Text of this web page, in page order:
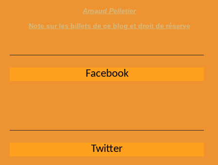
Arnaud Pelletier
Note sur les billets de ce blog et droit de réserve
Facebook
Twitter